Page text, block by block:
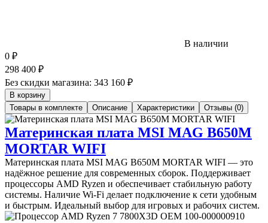
В наличии
0 ₽
298 400 ₽
Без скидки магазина: 343 160 ₽
В корзину
Товары в комплекте
Описание Характеристики Отзывы (0)
Материнская плата MSI MAG B650M
MORTAR WIFI
Материнская плата MSI MAG B650M MORTAR WIFI — это
надёжное решение для современных сборок. Поддерживает
процессоры AMD Ryzen и обеспечивает стабильную работу
системы. Наличие Wi-Fi делает подключение к сети удобным
и быстрым. Идеальный выбор для игровых и рабочих систем.